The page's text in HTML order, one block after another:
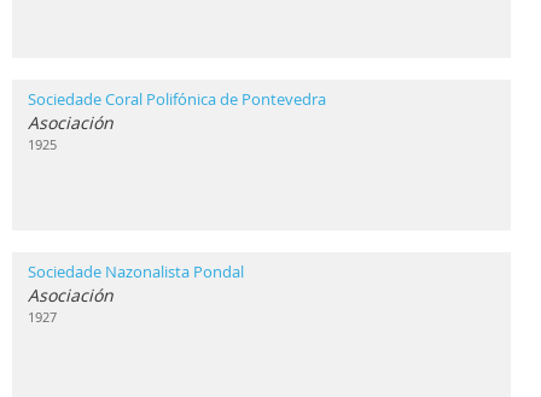
Sociedade Coral Polifónica de Pontevedra
Asociación
1925
Sociedade Nazonalista Pondal
Asociación
1927